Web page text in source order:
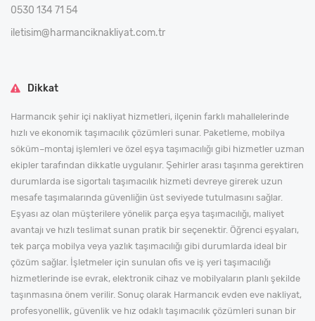
0530 134 71 54
iletisim@harmanciknakliyat.com.tr
Dikkat
Harmancık şehir içi nakliyat hizmetleri, ilçenin farklı mahallelerinde
hızlı ve ekonomik taşımacılık çözümleri sunar. Paketleme, mobilya
söküm–montaj işlemleri ve özel eşya taşımacılığı gibi hizmetler uzman
ekipler tarafından dikkatle uygulanır. Şehirler arası taşınma gerektiren
durumlarda ise sigortalı taşımacılık hizmeti devreye girerek uzun
mesafe taşımalarında güvenliğin üst seviyede tutulmasını sağlar.
Eşyası az olan müşterilere yönelik parça eşya taşımacılığı, maliyet
avantajı ve hızlı teslimat sunan pratik bir seçenektir. Öğrenci eşyaları,
tek parça mobilya veya yazlık taşımacılığı gibi durumlarda ideal bir
çözüm sağlar. İşletmeler için sunulan ofis ve iş yeri taşımacılığı
hizmetlerinde ise evrak, elektronik cihaz ve mobilyaların planlı şekilde
taşınmasına önem verilir. Sonuç olarak Harmancık evden eve nakliyat,
profesyonellik, güvenlik ve hız odaklı taşımacılık çözümleri sunan bir